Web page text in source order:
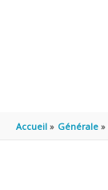
Accueil Générale